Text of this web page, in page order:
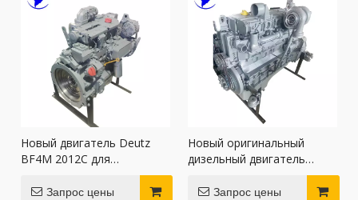
Новый двигатель Deutz
BF4M 2012C для
Запрос цены
Новый оригинальный
дизельный двигатель
складеЗапрос цены